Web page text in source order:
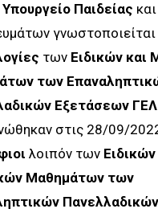
Υπουργείο Παιδείας και
γνωστοποιείται
των Ειδικών και
των
Εξετάσεων
στις 28/09/
λοιπόν των Ειδικών
Μαθημάτων των